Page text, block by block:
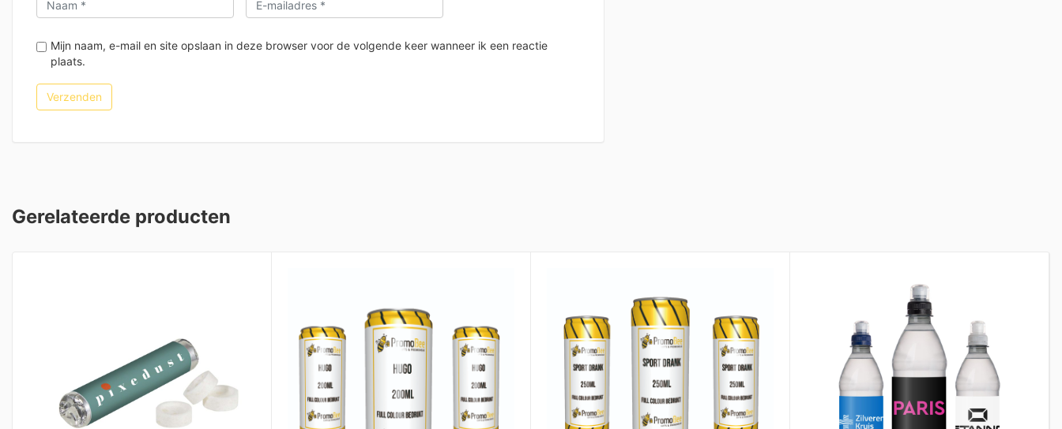
Mijn naam, e-mail en site opslaan in deze browser voor de volgende keer wanneer ik een reactie
plaats.
Gerelateerde producten